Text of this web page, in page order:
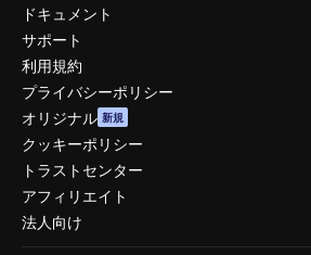
ドキュメント
サポート
利用規約
プライバシーポリシー
オリジナル 新規
クッキーポリシー
トラストセンター
アフィリエイト
法人向け